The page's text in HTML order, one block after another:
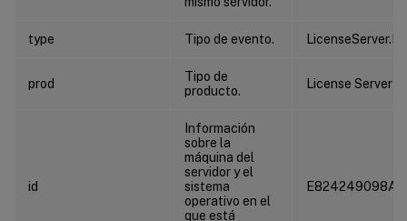
type Tipo de evento.
prod
Tipo de
producto.
License Server
id
Información
sobre la
máquina del
servidor y el
sistema
operativo en el
que está